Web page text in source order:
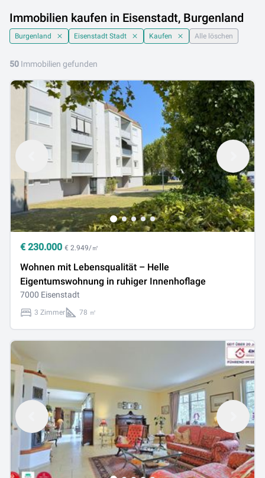
Immobilien kaufen in Eisenstadt, Burgenland
Burgenland Eisenstadt Stadt Kaufen Alle löschen
50 Immobilien gefunden
€ 230.000 € 2.949/㎡
Wohnen mit Lebensqualität – Helle
Eigentumswohnung in ruhiger Innenhoflage
7000 Eisenstadt
3 Zimmer 78 ㎡